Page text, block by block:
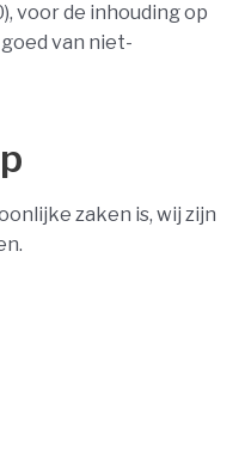
voor de inhouding op
van niet-
zaken is, wij zijn